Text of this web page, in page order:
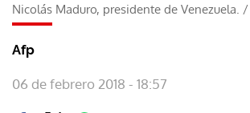
Nicolás Maduro, presidente de Venezuela. /
Afp
06 de febrero 2018 - 18:57